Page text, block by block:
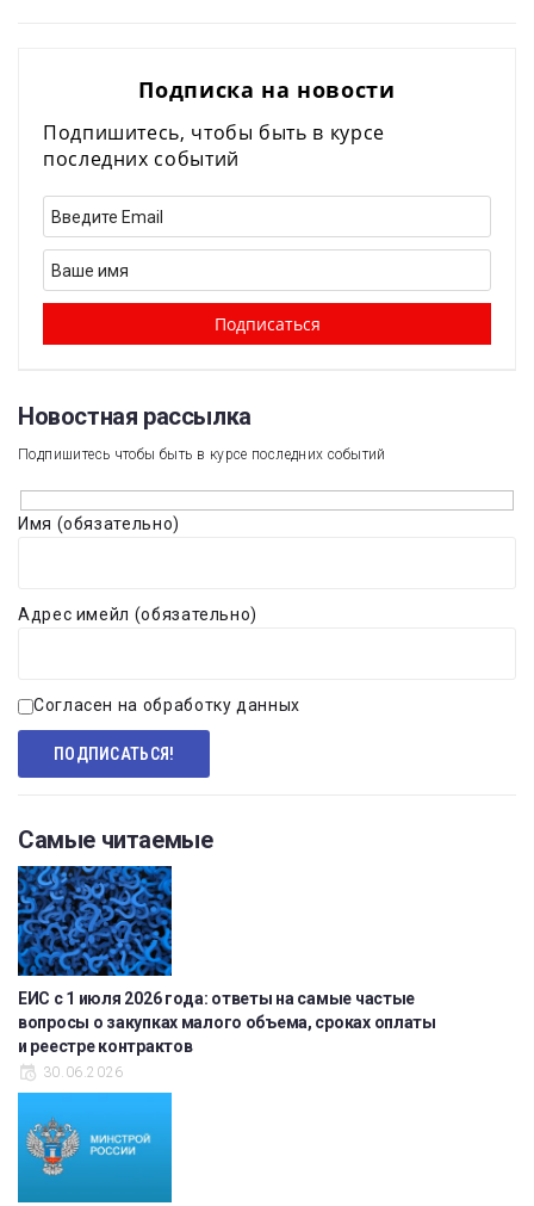
Подписка на новости
Подпишитесь, чтобы быть в курсе
последних событий
Новостная рассылка​
Подпишитесь чтобы быть в курсе последних событий
Имя (обязательно)
Адрес имейл (обязательно)
Согласен на обработку данных
Самые читаемые
ЕИС с 1 июля 2026 года: ответы на самые частые
вопросы о закупках малого объема, сроках оплаты
и реестре контрактов
30.06.2026